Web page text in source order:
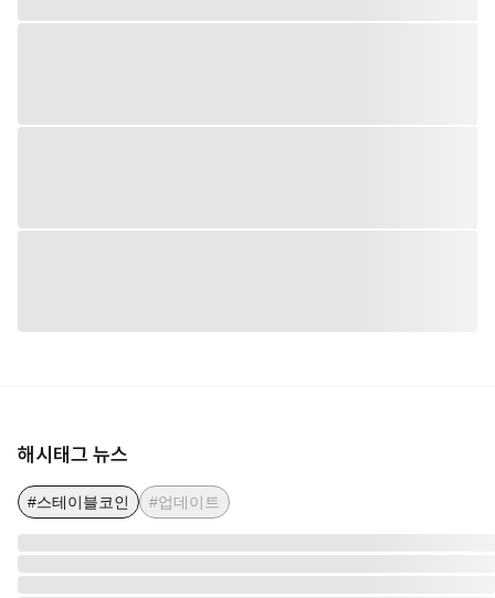
해시태그 뉴스
#스테이블코인 #업데이트